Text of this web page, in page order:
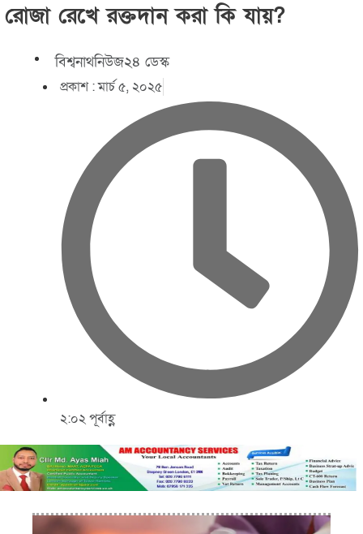
রোজা রেখে রক্তদান করা কি যায়?
বিশ্বনাথনিউজ২৪ ডেস্ক
প্রকাশ :মার্চ ৫, ২০২৫
২:০২ পূর্বাহ্ণ